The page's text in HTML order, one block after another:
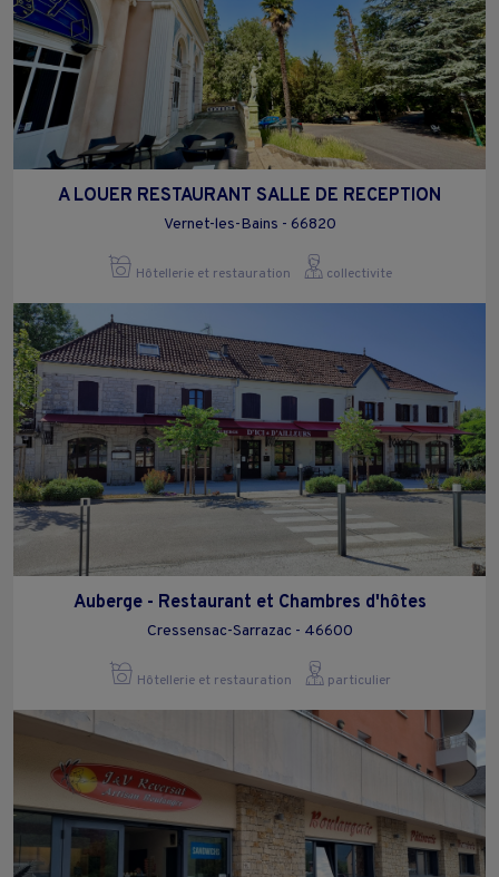
A LOUER RESTAURANT SALLE DE RECEPTION
Vernet-les-Bains - 66820
Hôtellerie et restauration collectivite
Auberge - Restaurant et Chambres d'hôtes
Cressensac-Sarrazac - 46600
Hôtellerie et restauration particulier